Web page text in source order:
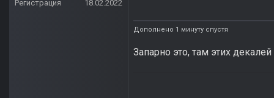
Регистрация 18.02.2022
Дополнено 1 минуту спустя
Запарно это, там этих